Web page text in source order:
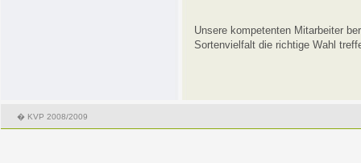
Unsere kompetenten Mitarbeiter
Sortenvielfalt die richtige Wahl
� KVP 2008/2009